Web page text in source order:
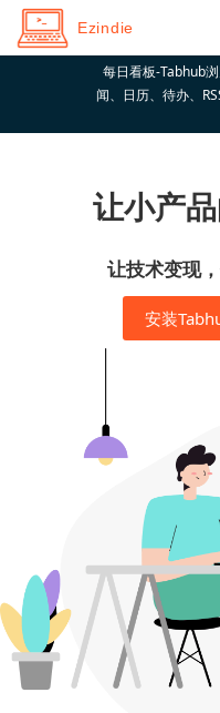
Ezindie
每日看板-Tabhub
闻、日历、待办、
让小产
让技术变现
安装